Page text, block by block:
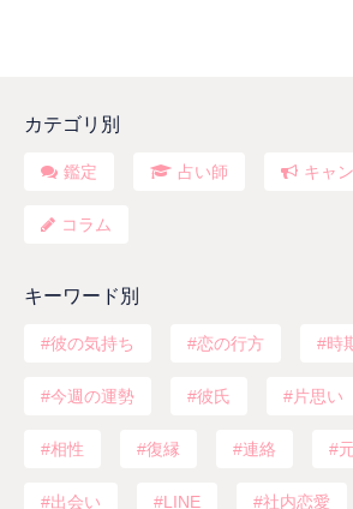
カテゴリ別
鑑定 占い師 キャ
コラム
キーワード別
彼の気持ち 恋の行方 時
今週の運勢 彼氏 片思い
相性 復縁 連絡
出会い LINE 社内恋愛